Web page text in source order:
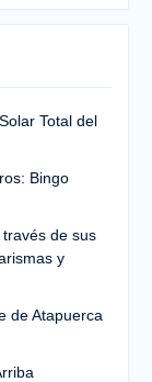
Total del
Bingo
de sus
y
de Atapuerca